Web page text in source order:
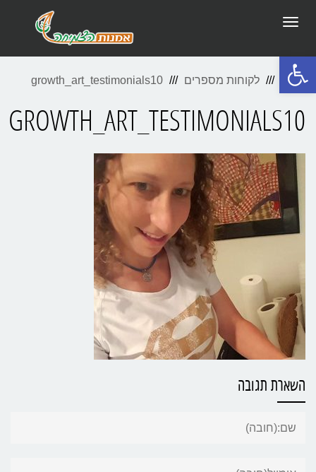
פתח סרגל נגישות
תפריט
ראשי לקוחות מספרים growth_art_testimonials10
GROWTH_ART_TESTIMONIALS10
השארת תגובה